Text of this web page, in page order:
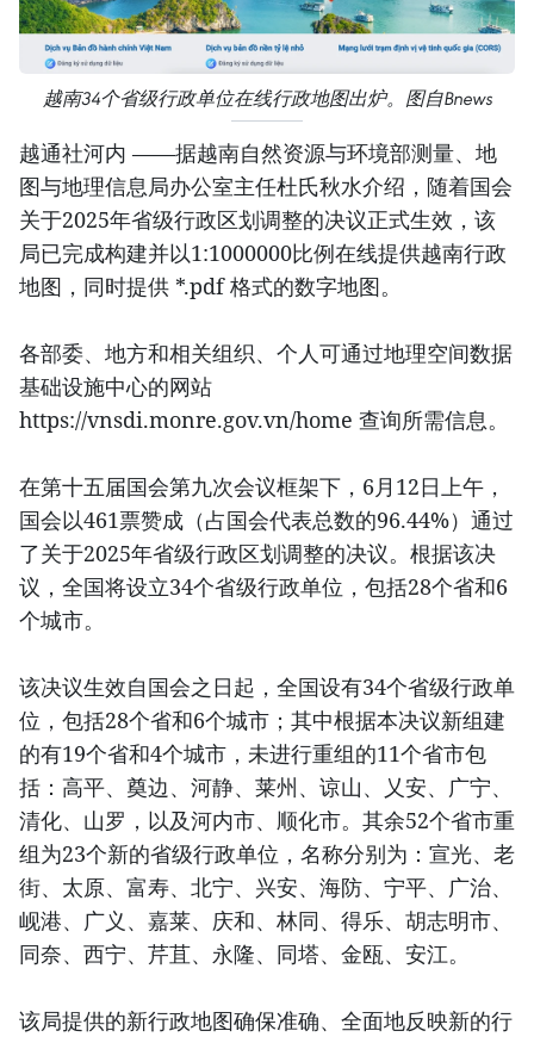
越南34个省级行政单位在线行政地图出炉。图自Bnews
越通社河内 ——据越南自然资源与环境部测量、地
图与地理信息局办公室主任杜氏秋水介绍，随着国会
关于2025年省级行政区划调整的决议正式生效，该
局已完成构建并以1:1000000比例在线提供越南行政
地图，同时提供 *.pdf 格式的数字地图。
各部委、地方和相关组织、个人可通过地理空间数据
基础设施中心的网站
https://vnsdi.monre.gov.vn/home 查询所需信息。
在第十五届国会第九次会议框架下，6月12日上午，
国会以461票赞成（占国会代表总数的96.44%）通过
了关于2025年省级行政区划调整的决议。根据该决
议，全国将设立34个省级行政单位，包括28个省和6
个城市。
该决议生效自国会之日起，全国设有34个省级行政单
位，包括28个省和6个城市；其中根据本决议新组建
的有19个省和4个城市，未进行重组的11个省市包
括：高平、奠边、河静、莱州、谅山、乂安、广宁、
清化、山罗，以及河内市、顺化市。其余52个省市重
组为23个新的省级行政单位，名称分别为：宣光、老
街、太原、富寿、北宁、兴安、海防、宁平、广治、
岘港、广义、嘉莱、庆和、林同、得乐、胡志明市、
同奈、西宁、芹苴、永隆、同塔、金瓯、安江。
该局提供的新行政地图确保准确、全面地反映新的行